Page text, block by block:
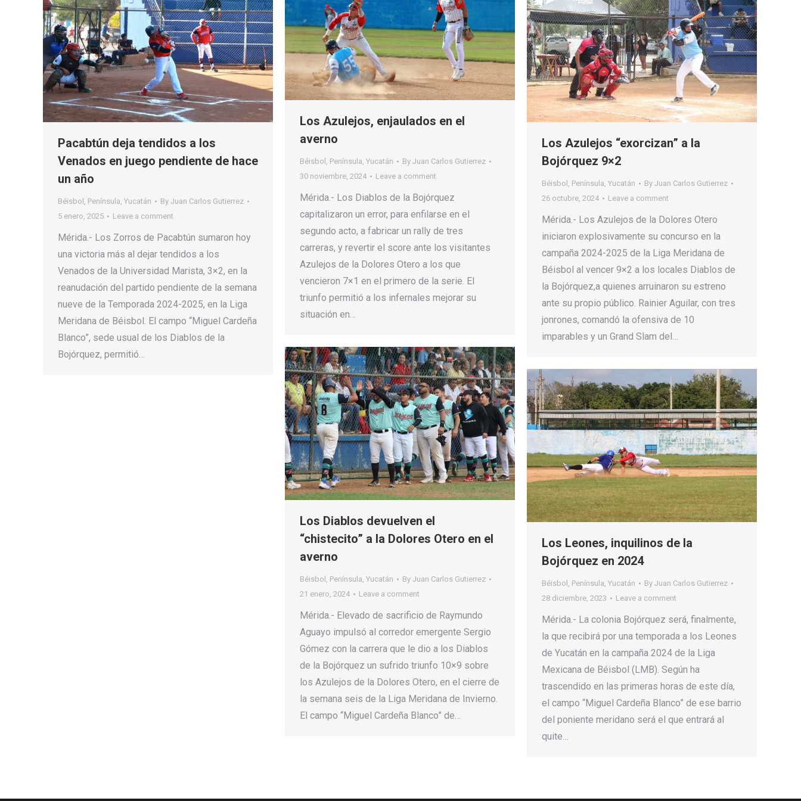
Pacabtún deja tendidos a los
Venados en juego pendiente de hace
un año
Béisbol , Península, Yucatán By Juan Carlos Gutierrez
5 enero, 2025
Leave a comment
Mérida.- Los Zorros de Pacabtún sumaron hoy
una victoria más al dejar tendidos a los
Venados de la Universidad Marista, 3×2, en la
reanudación del partido pendiente de la semana
nueve de la Temporada 2024-2025, en la Liga
Meridana de Béisbol. El campo “Miguel Cardeña
Blanco”, sede usual de los Diablos de la
Bojórquez, permitió…
Los Azulejos, enjaulados en el
averno
Béisbol , Península, Yucatán By Juan Carlos Gutierrez
30 noviembre, 2024
Leave a comment
Mérida.- Los Diablos de la Bojórquez
capitalizaron un error, para enfilarse en el
segundo acto, a fabricar un rally de tres
carreras, y revertir el score ante los visitantes
Azulejos de la Dolores Otero a los que
vencieron 7×1 en el primero de la serie. El
triunfo permitió a los infernales mejorar su
situación en…
Los Azulejos “exorcizan” a la
Bojórquez 9×2
Béisbol , Península, Yucatán By Juan Carlos Gutierrez
26 octubre, 2024
Leave a comment
Mérida.- Los Azulejos de la Dolores Otero
iniciaron explosivamente su concurso en la
campaña 2024-2025 de la Liga Meridana de
Béisbol al vencer 9×2 a los locales Diablos de
la Bojórquez,a quienes arruinaron su estreno
ante su propio público. Rainier Aguilar, con tres
jonrones, comandó la ofensiva de 10
imparables y un Grand Slam del…
Los Diablos devuelven el
“chistecito” a la Dolores Otero en el
averno
Béisbol , Península, Yucatán By Juan Carlos Gutierrez
21 enero, 2024
Leave a comment
Mérida.- Elevado de sacrificio de Raymundo
Aguayo impulsó al corredor emergente Sergio
Gómez con la carrera que le dio a los Diablos
de la Bojórquez un sufrido triunfo 10×9 sobre
los Azulejos de la Dolores Otero, en el cierre de
la semana seis de la Liga Meridana de Invierno.
El campo “Miguel Cardeña Blanco” de…
Los Leones, inquilinos de la
Bojórquez en 2024
Béisbol , Península, Yucatán By Juan Carlos Gutierrez
28 diciembre, 2023
Leave a comment
Mérida.- La colonia Bojórquez será, finalmente,
la que recibirá por una temporada a los Leones
de Yucatán en la campaña 2024 de la Liga
Mexicana de Béisbol (LMB). Según ha
trascendido en las primeras horas de este día,
el campo “Miguel Cardeña Blanco” de ese barrio
del poniente meridano será el que entrará al
quite…